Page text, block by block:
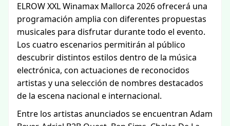
ELROW XXL Winamax Mallorca 2026 ofrecerá una
programación amplia con diferentes propuestas
musicales para disfrutar durante todo el evento.
Los cuatro escenarios permitirán al público
descubrir distintos estilos dentro de la música
electrónica, con actuaciones de reconocidos
artistas y una selección de nombres destacados
de la escena nacional e internacional.
Entre los artistas anunciados se encuentran Adam